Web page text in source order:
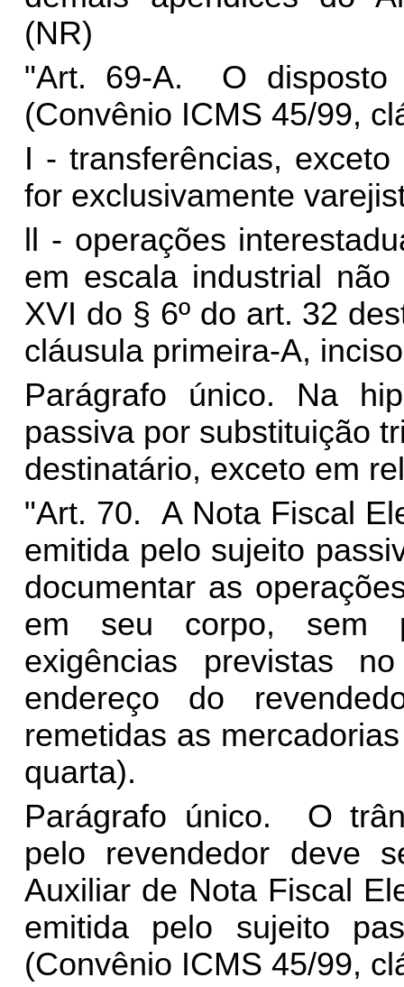
(NR)
"Art. 69-A. O disposto
(Convênio ICMS 45/99,
I - transferências,
for exclusivamente
ll - operações
em escala industrial
XVI do § 6º do art. 32
cláusula primeira-A,
Parágrafo único. Na
passiva por substituição
destinatário, exceto em
"Art. 70. A Nota Fiscal
emitida pelo sujeito
documentar as
em seu corpo, sem
exigências previstas
endereço do
remetidas as
quarta).
Parágrafo único. O
pelo revendedor deve
Auxiliar de Nota Fiscal
emitida pelo sujeito
(Convênio ICMS 45/99,